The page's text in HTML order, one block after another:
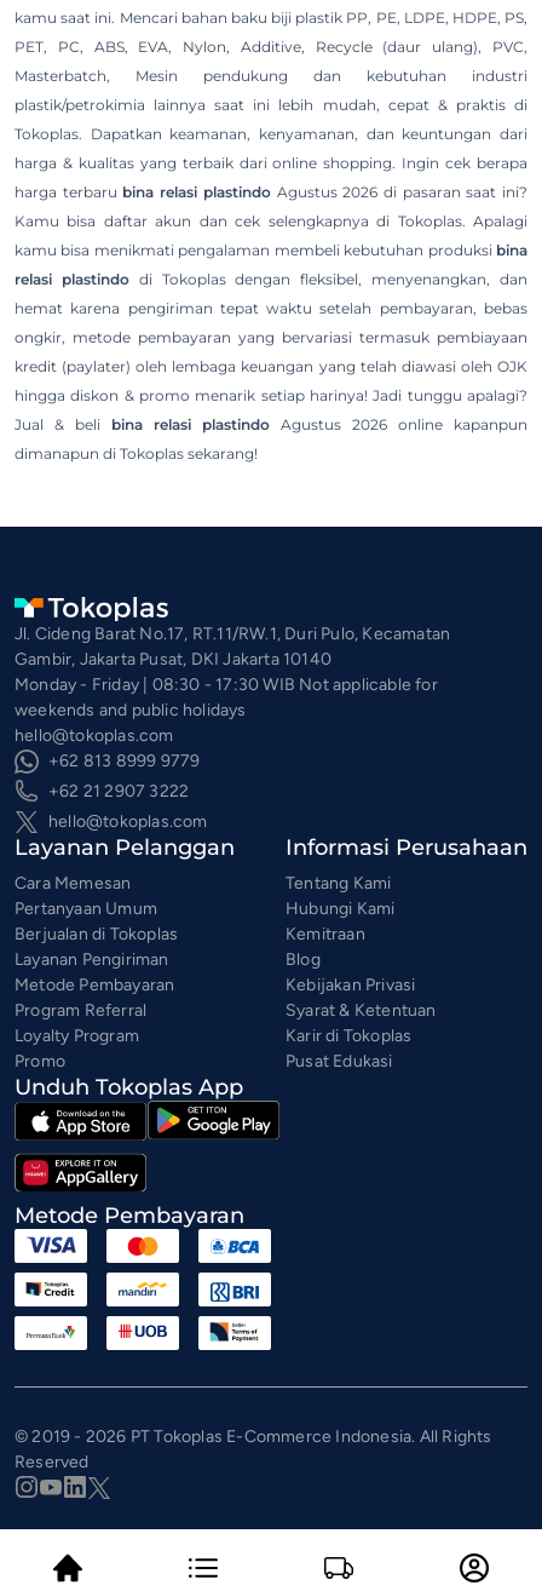
kamu saat ini. Mencari bahan baku biji plastik PP, PE, LDPE, HDPE, PS,
PET, PC, ABS, EVA, Nylon, Additive, Recycle (daur ulang), PVC,
Masterbatch, Mesin pendukung dan kebutuhan industri
plastik/petrokimia lainnya saat ini lebih mudah, cepat & praktis di
Tokoplas. Dapatkan keamanan, kenyamanan, dan keuntungan dari
harga & kualitas yang terbaik dari online shopping. Ingin cek berapa
harga terbaru bina relasi plastindoAgustus 2026 di pasaran saat ini?
Kamu bisa daftar akun dan cek selengkapnya di Tokoplas. Apalagi
kamu bisa menikmati pengalaman membeli kebutuhan produksi bina
relasi plastindodi Tokoplas dengan fleksibel, menyenangkan, dan
hemat karena pengiriman tepat waktu setelah pembayaran, bebas
ongkir, metode pembayaran yang bervariasi termasuk pembiayaan
kredit (paylater) oleh lembaga keuangan yang telah diawasi oleh OJK
hingga diskon & promo menarik setiap harinya! Jadi tunggu apalagi?
Jual & beli bina relasi plastindo Agustus 2026 online kapanpun
dimanapun di Tokoplas sekarang!
Jl. Cideng Barat No.17, RT.11/RW.1, Duri Pulo, Kecamatan
Gambir, Jakarta Pusat, DKI Jakarta 10140
Monday - Friday | 08:30 - 17:30 WIB Not applicable for
weekends and public holidays
hello@tokoplas.com
+62 813 8999 9779
+62 21 2907 3222
hello@tokoplas.com
Layanan Pelanggan
Cara Memesan
Pertanyaan Umum
Berjualan di Tokoplas
Layanan Pengiriman
Metode Pembayaran
Program Referral
Loyalty Program
Promo
Informasi Perusahaan
Tentang Kami
Hubungi Kami
Kemitraan
Blog
Kebijakan Privasi
Syarat & Ketentuan
Karir di Tokoplas
Pusat Edukasi
Unduh Tokoplas App
Metode Pembayaran
© 2019 - 2026 PT Tokoplas E-Commerce Indonesia. All Rights
Reserved